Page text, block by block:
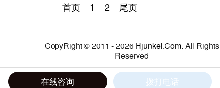
首页 1 2 尾页
CopyRight © 2011 - 2026 Hjunkel.Com. All Rights
Reserved
粤ICP备05045526号
|粤公网安备 44060402000077
在线咨询 拨打电话